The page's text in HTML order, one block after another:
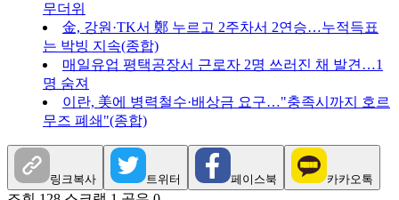
무더위
金, 강원·TK서 鄭 누르고 2주차서 2연승…누적득표
는 박빙 지속(종합)
매일유업 평택공장서 근로자 2명 쓰러진 채 발견…1
명 숨져
이란, 美에 병력철수·배상금 요구…"충족시까지 호르
무즈 폐쇄"(종합)
링크복사 트위터 페이스북 카카오톡